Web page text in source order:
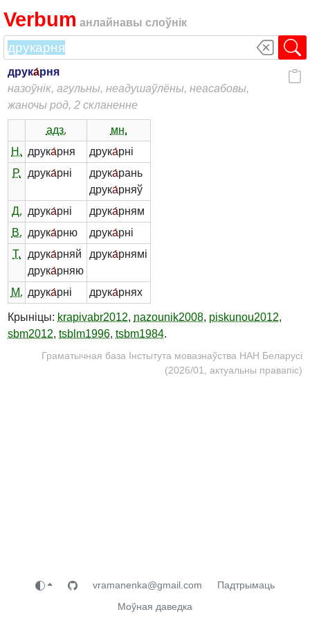
Verbum анлайнавы слоўнік
друка́рня
назоўнік, агульны, неадушаўлёны, неасабовы,
жаночы род, 2 скланенне
адз.
мн.
Н. друка́рня друка́рні
Р.
друка́рні друка́рань
друка́рняў
Д. друка́рні друка́рням
В. друка́рню друка́рні
Т.
друка́рняй
друка́рняю
друка́рнямі
М. друка́рні друка́рнях
Крыніцы: krapivabr2012, nazounik2008, piskunou2012,
sbm2012, tsblm1996, tsbm1984.
Граматычная база Інстытута мовазнаўства НАН Беларусі
(2026/01, актуальны правапіс)
vramanenka@gmail.com
Падтрымаць
Моўная даведка